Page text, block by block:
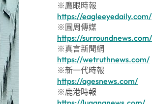
※鷹眼時報
https://eagleeyedaily.com/
※圓周傳媒
https://surroundnews.com/
※真言新聞網
https://wetruthnews.com/
※新一代時報
https://agesnews.com/
※鹿港時報